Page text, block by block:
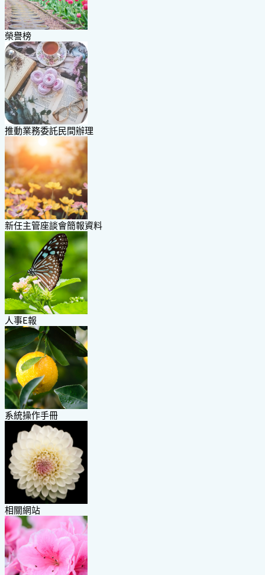
榮譽榜
推動業務委託民間辦理
新任主管座談會簡報資料
人事E報
系統操作手冊
相關網站